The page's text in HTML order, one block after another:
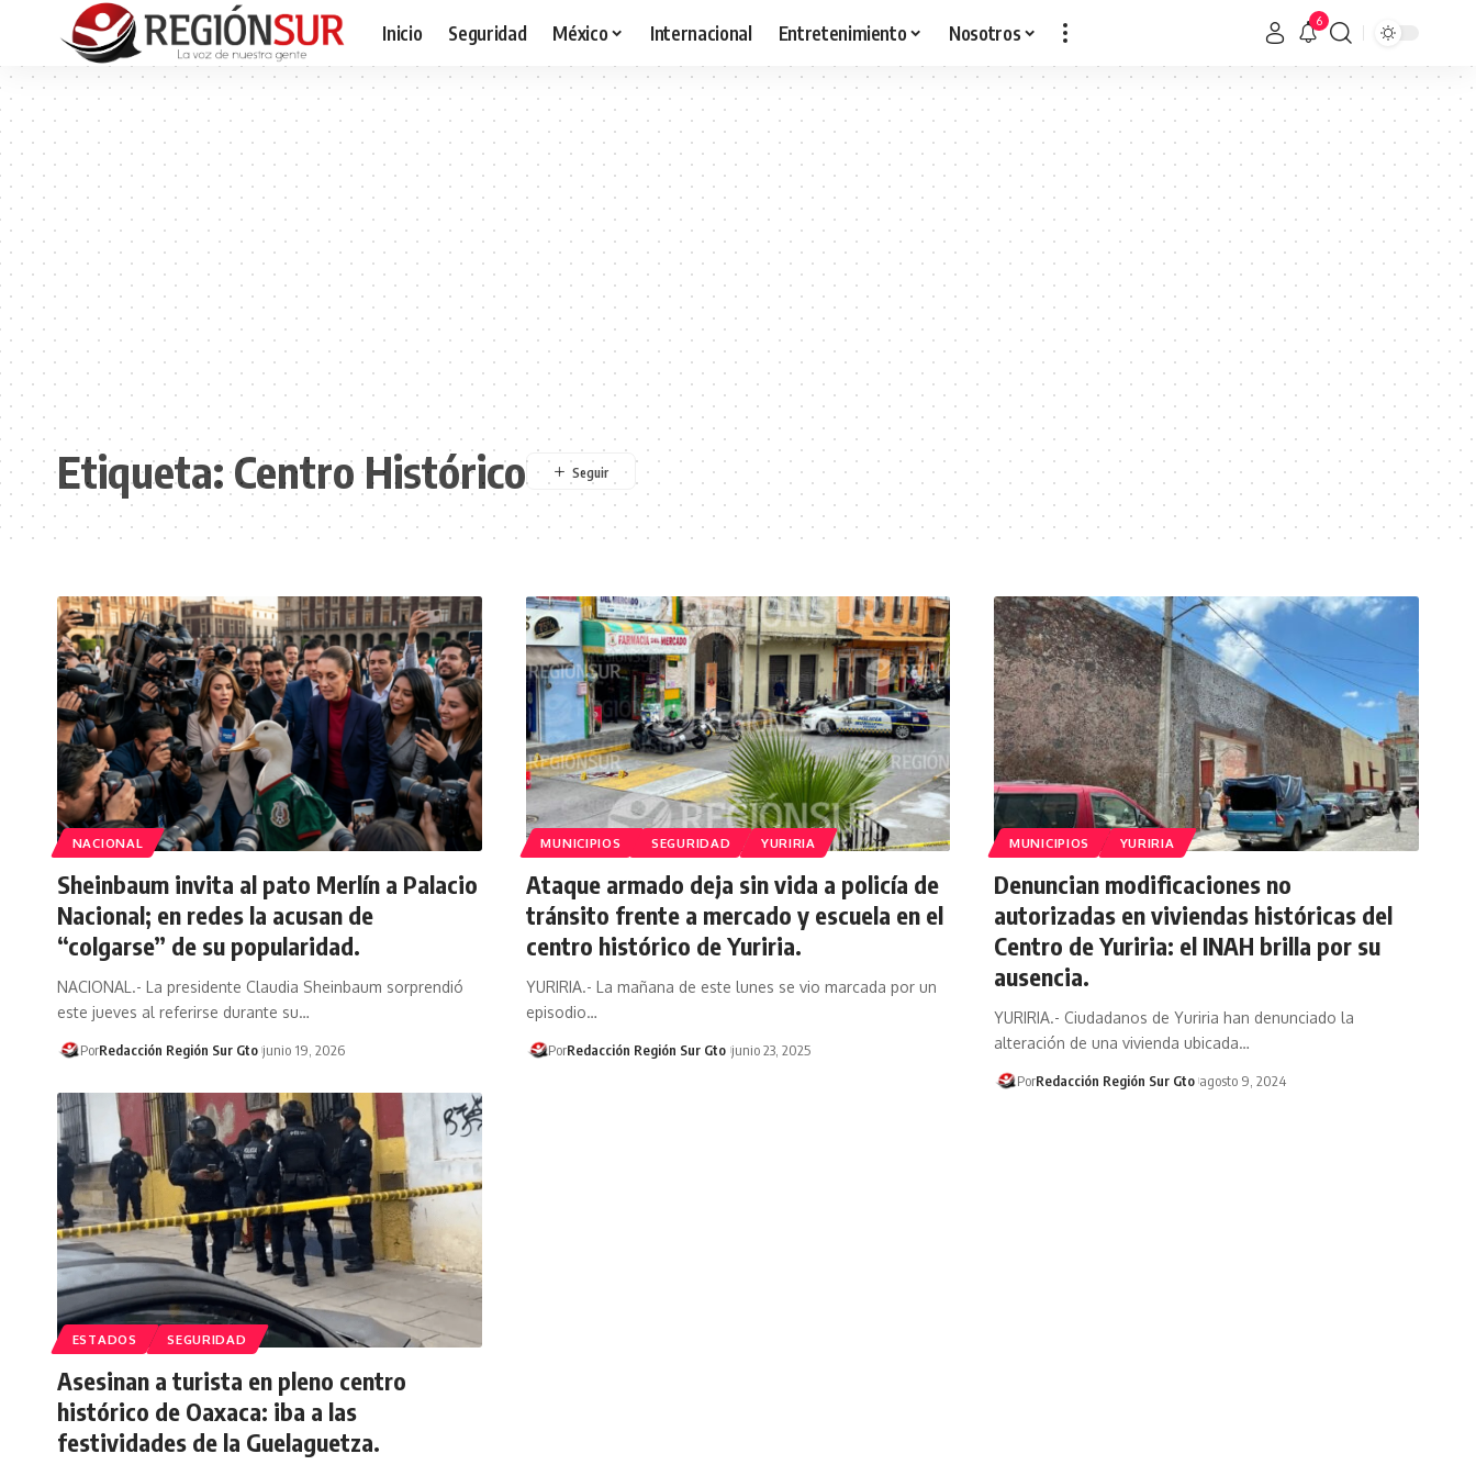
Inicio Seguridad México Internacional Entretenimiento Nosotros 6
Etiqueta:Centro Histórico
NACIONAL
Sheinbaum invita al pato Merlín a Palacio
Nacional; en redes la acusan de
“colgarse” de su popularidad.
NACIONAL.- La presidente Claudia Sheinbaum sorprendió
este jueves al referirse durante su…
PorRedacción Región Sur Gto junio 19, 2026
MUNICIPIOS SEGURIDAD YURIRIA
Ataque armado deja sin vida a policía de
tránsito frente a mercado y escuela en el
centro histórico de Yuriria.
YURIRIA.- La mañana de este lunes se vio marcada por un
episodio…
PorRedacción Región Sur Gto junio 23, 2025
MUNICIPIOS YURIRIA
Denuncian modificaciones no
autorizadas en viviendas históricas del
Centro de Yuriria: el INAH brilla por su
ausencia.
YURIRIA.- Ciudadanos de Yuriria han denunciado la
alteración de una vivienda ubicada…
PorRedacción Región Sur Gto agosto 9, 2024
ESTADOS SEGURIDAD
Asesinan a turista en pleno centro
histórico de Oaxaca: iba a las
festividades de la Guelaguetza.